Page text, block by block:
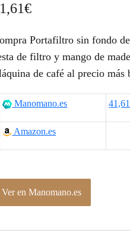
€
Portafiltro sin fondo
de filtro y mango de
de café al precio más
Manomano.es
Amazon.es
Ver en Manomano.es